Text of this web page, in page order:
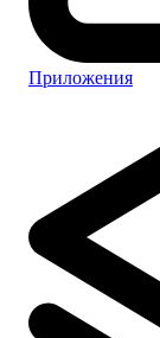
Приложения